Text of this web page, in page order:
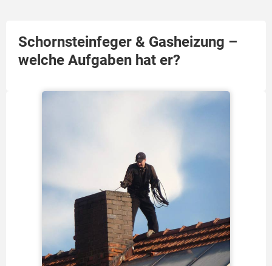
Schornsteinfeger & Gasheizung –
welche Aufgaben hat er?